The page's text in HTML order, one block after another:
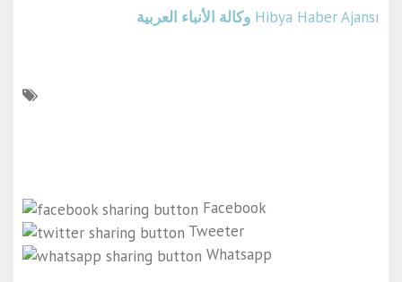
Hibya Haber Ajansı وكالة الأنباء العربية
Facebook
Tweeter
Whatsapp